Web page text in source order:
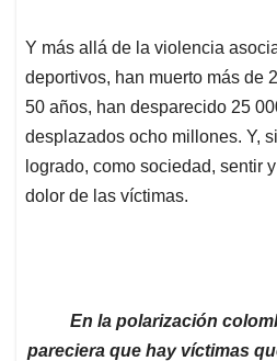
Y más allá de la violencia
deportivos, han muerto más de
50 años, han desparecido 25
desplazados ocho millones. Y,
logrado, como sociedad, sentir
dolor de las víctimas.
En la polarización
pareciera que hay víctimas